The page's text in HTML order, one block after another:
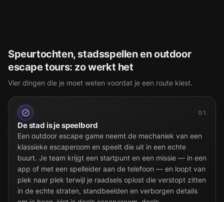
Speurtochten, stadsspellen en outdoor
escape tours: zo werkt het
Vier dingen die je moet weten voordat je een route kiest.
01
De stad is je speelbord
Een outdoor escape game neemt de mechaniek van een
klassieke escaperoom en speelt die uit in een echte
buurt. Je team krijgt een startpunt en een missie — in een
app of met een spelleider aan de telefoon — en loopt van
plek naar plek terwijl je raadsels oplost die verstopt zitten
in de echte straten, standbeelden en verborgen details